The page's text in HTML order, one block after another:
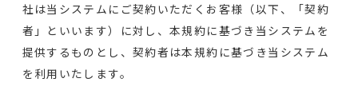
社は当システムにご契約いただくお客様（以下、「契約
者」といいます）に対し、本規約に基づき当システムを
提供するものとし、契約者は本規約に基づき当システム
を利用いたします。